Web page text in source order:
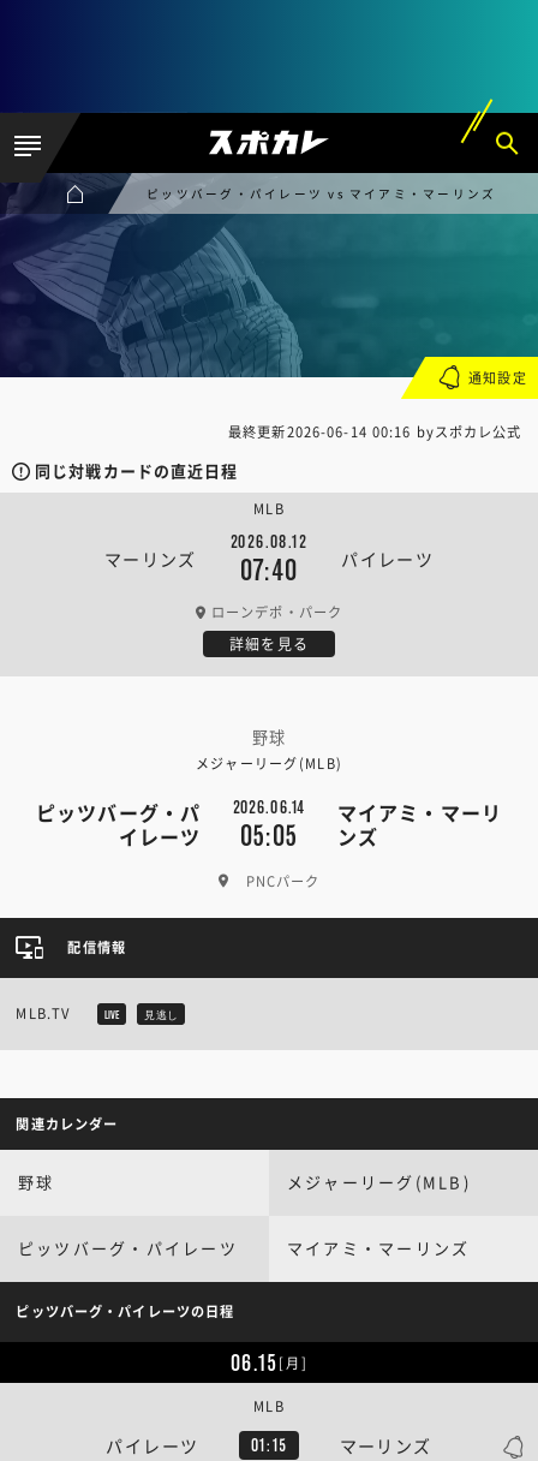
ピッツバーグ・パイレーツ vs マイアミ・マーリンズ
最終更新2026-06-14 00:16 byスポカレ公式
同じ対戦カードの直近日程
マーリンズ
2026.08.12
07:40 パイレーツ
MLB
ローンデポ・パーク
詳細を見る
野球
メジャーリーグ(MLB)
ピッツバーグ・パ
イレーツ
2026.06.14
05:05
マイアミ・マーリ
ンズ
PNCパーク
通知設定
配信情報
MLB.TV LIVE 見逃し
関連カレンダー
野球 メジャーリーグ(MLB)
ピッツバーグ・パイレーツ マイアミ・マーリンズ
ピッツバーグ・パイレーツの日程
06.15[月]
パイレーツ 01:15 マーリンズ
MLB